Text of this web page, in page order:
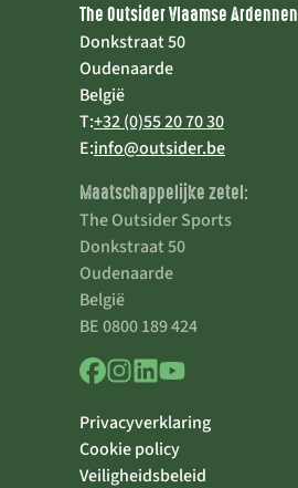
The Outsider Vlaamse Ardennen
Donkstraat 50
Oudenaarde
België
T:+32 (0)55 20 70 30
E:info@outsider.be
Maatschappelijke zetel:
The Outsider Sports
Donkstraat 50
Oudenaarde
België
BE 0800 189 424
Privacyverklaring
Cookie policy
Veiligheidsbeleid